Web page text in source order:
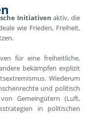
Initiativen aktiv, die
wie Frieden, Freiheit,
für eine freiheitliche,
bekämpfen explizit
Wiederum
und politisch
Gemeingütern (Luft,
in politischen